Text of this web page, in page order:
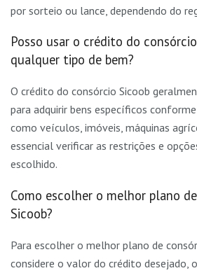
por sorteio ou lance, dependendo do
Posso usar o crédito do
qualquer tipo de bem?
O crédito do consórcio Sicoob
para adquirir bens específicos
como veículos, imóveis, máquinas
essencial verificar as restrições e
escolhido.
Como escolher o melhor plano
Sicoob?
Para escolher o melhor plano de
considere o valor do crédito desejado,